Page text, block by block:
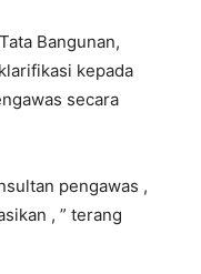
Bangunan,
kepada
secara
pengawas ,
, ” terang